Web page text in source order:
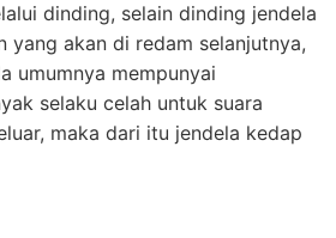
dinding, selain dinding jendela
yang akan di redam selanjutnya,
umumnya mempunyai
selaku celah untuk suara
maka dari itu jendela kedap